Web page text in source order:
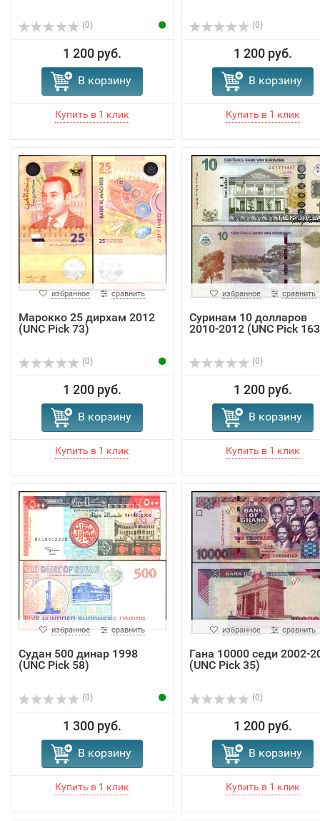
(0)
1 200 руб.
В корзину
(0)
1 200 руб.
В корзину
избранное сравнить
Марокко 25 дирхам 2012
(UNC Pick 73)
(0)
1 200 руб.
В корзину
избранное сравнить
Суринам 10 долларов
2010-2012 (UNC Pick
(0)
1 200 руб.
В корзину
избранное сравнить
Судан 500 динар 1998
(UNC Pick 58)
(0)
1 300 руб.
В корзину
избранное сравнить
Гана 10000 седи 2002-
(UNC Pick 35)
(0)
1 200 руб.
В корзину